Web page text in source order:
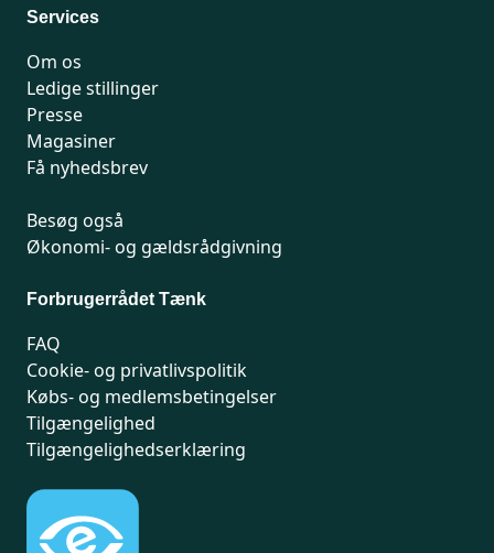
Services
Om os
Ledige stillinger
Presse
Magasiner
Få nyhedsbrev
Besøg også
Økonomi- og gældsrådgivning
Forbrugerrådet Tænk
FAQ
Cookie- og privatlivspolitik
Købs- og medlemsbetingelser
Tilgængelighed
Tilgængelighedserklæring